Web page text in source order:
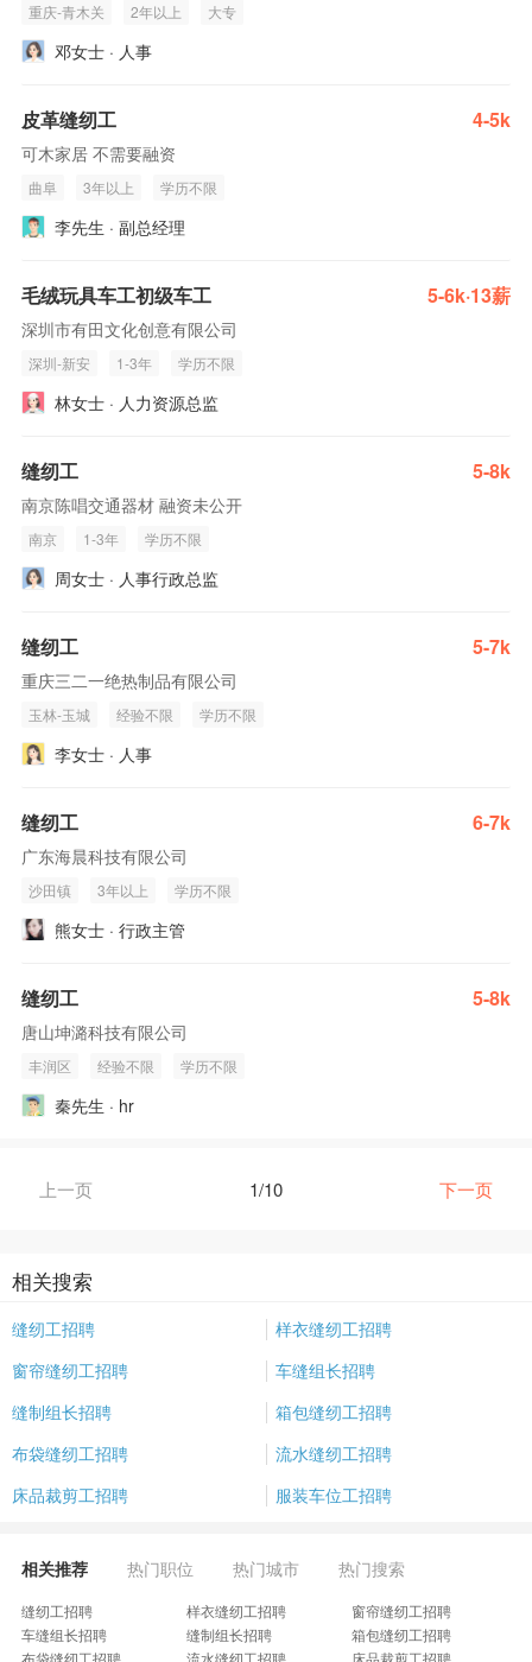
重庆-青木关 2年以上 大专
邓女士 · 人事
皮革缝纫工 4-5k
可木家居 不需要融资
曲阜 3年以上 学历不限
李先生 · 副总经理
毛绒玩具车工初级车工 5-6k·13薪
深圳市有田文化创意有限公司
深圳-新安 1-3年 学历不限
林女士 · 人力资源总监
缝纫工 5-8k
南京陈唱交通器材 融资未公开
南京 1-3年 学历不限
周女士 · 人事行政总监
缝纫工 5-7k
重庆三二一绝热制品有限公司
玉林-玉城 经验不限 学历不限
李女士 · 人事
缝纫工 6-7k
广东海晨科技有限公司
沙田镇 3年以上 学历不限
熊女士 · 行政主管
缝纫工 5-8k
唐山坤潞科技有限公司
丰润区 经验不限 学历不限
秦先生 · hr
上一页 1/10 下一页
相关搜索
缝纫工招聘
样衣缝纫工招聘
窗帘缝纫工招聘
车缝组长招聘
缝制组长招聘
箱包缝纫工招聘
布袋缝纫工招聘
流水缝纫工招聘
床品裁剪工招聘
服装车位工招聘
相关推荐 热门职位 热门城市 热门搜索
缝纫工招聘 样衣缝纫工招聘
窗帘缝纫工招聘
车缝组长招聘
缝制组长招聘
箱包缝纫工招聘
布袋缝纫工招聘
流水缝纫工招聘 床品裁剪工招聘